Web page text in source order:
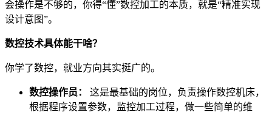
会操作是不够的，你得“懂”数控加工的本质，就是“精准实现
设计意图”。
数控技术具体能干啥？
你学了数控，就业方向其实挺广的。
数控操作员：
这是最基础的岗位，负责操作数控机床，
根据程序设置参数，监控加工过程，做一些简单的维